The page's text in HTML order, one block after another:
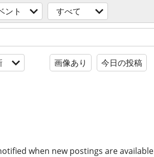
ント すべて
画像あり 今日の投稿
when new postings are available